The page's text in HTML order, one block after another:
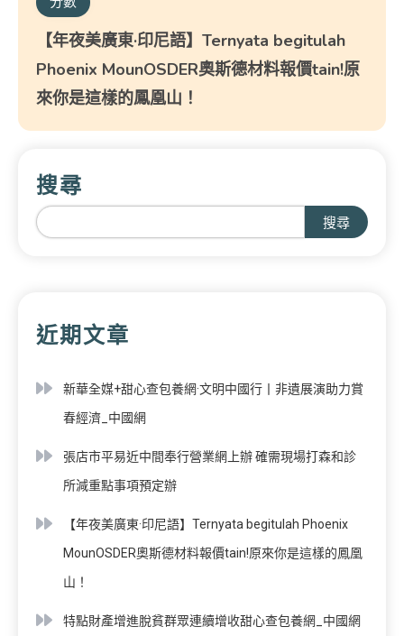
【年夜美廣東·印尼語】Ternyata begitulah
Phoenix MounOSDER奧斯德材料報價tain!原
來你是這樣的鳳凰山！
搜尋
搜尋
近期文章
新華全媒+甜心查包養網·文明中國行丨非遺展演助力賞
春經濟_中國網
張店市平易近中間奉行營業網上辦 確需現場打森和診
所減重點事項預定辦
【年夜美廣東·印尼語】Ternyata begitulah Phoenix
MounOSDER奧斯德材料報價tain!原來你是這樣的鳳凰
山！
特點財產增進脫貧群眾連續增收甜心查包養網_中國網